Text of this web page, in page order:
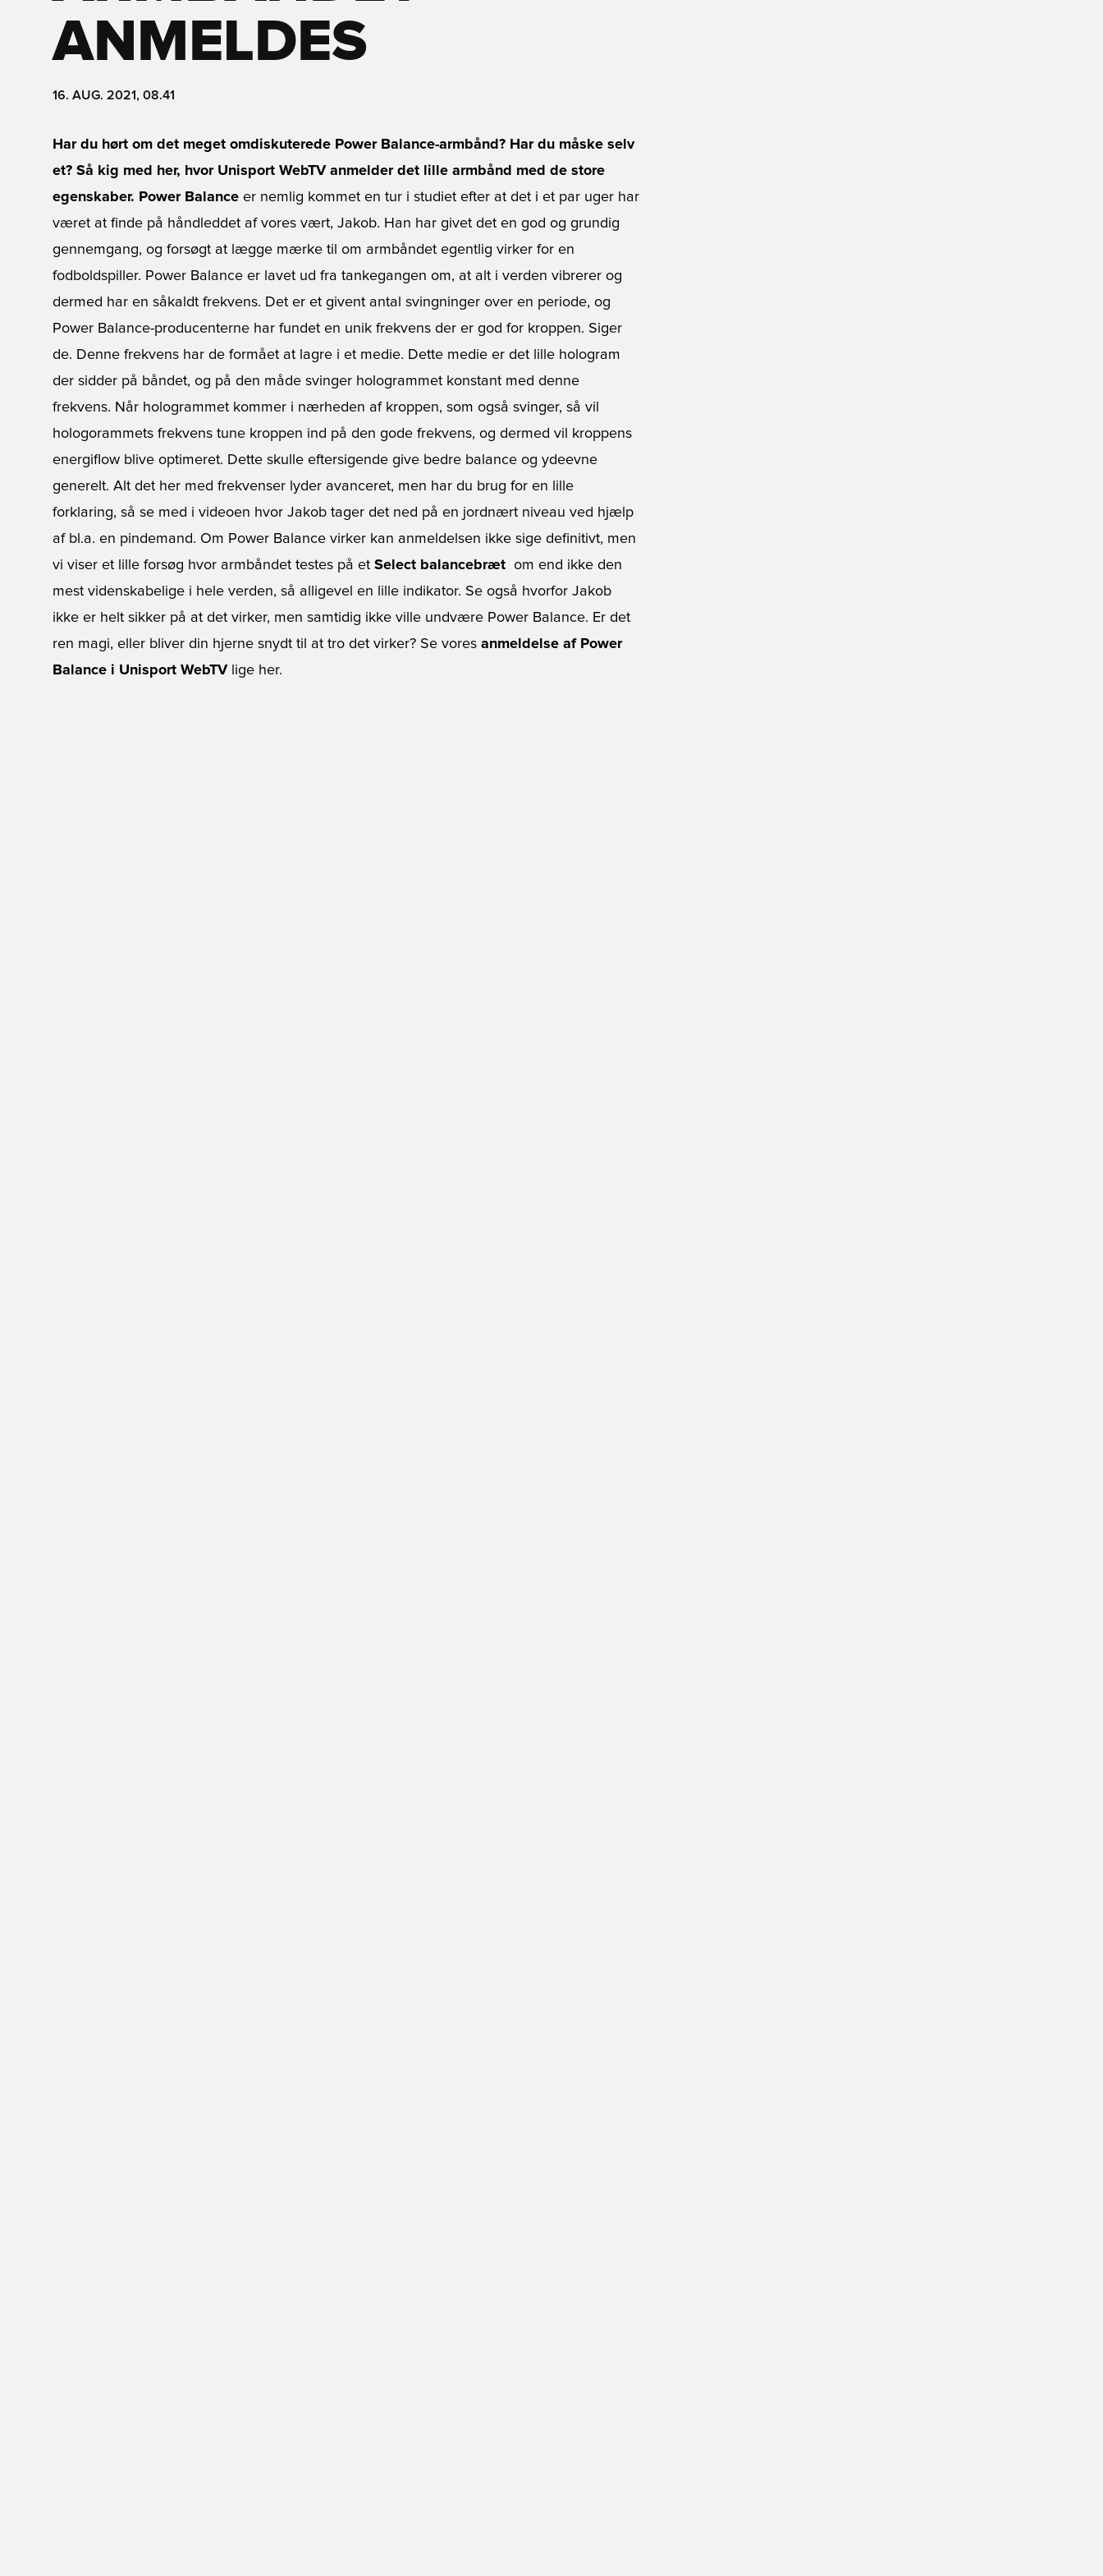
ANMELDES
16. AUG. 2021, 08.41
Har du hørt om det meget omdiskuterede Power Balance-armbånd? Har du måske selv
et? Så kig med her, hvor Unisport WebTV anmelder det lille armbånd med de store
egenskaber. Power Balance er nemlig kommet en tur i studiet efter at det i et par uger har
været at finde på håndleddet af vores vært, Jakob. Han har givet det en god og grundig
gennemgang, og forsøgt at lægge mærke til om armbåndet egentlig virker for en
fodboldspiller. Power Balance er lavet ud fra tankegangen om, at alt i verden vibrerer og
dermed har en såkaldt frekvens. Det er et givent antal svingninger over en periode, og
Power Balance-producenterne har fundet en unik frekvens der er god for kroppen. Siger
de. Denne frekvens har de formået at lagre i et medie. Dette medie er det lille hologram
der sidder på båndet, og på den måde svinger hologrammet konstant med denne
frekvens. Når hologrammet kommer i nærheden af kroppen, som også svinger, så vil
hologorammets frekvens tune kroppen ind på den gode frekvens, og dermed vil kroppens
energiflow blive optimeret. Dette skulle eftersigende give bedre balance og ydeevne
generelt. Alt det her med frekvenser lyder avanceret, men har du brug for en lille
forklaring, så se med i videoen hvor Jakob tager det ned på en jordnært niveau ved hjælp
af bl.a. en pindemand. Om Power Balance virker kan anmeldelsen ikke sige definitivt, men
vi viser et lille forsøg hvor armbåndet testes på et Select balancebræt  om end ikke den
mest videnskabelige i hele verden, så alligevel en lille indikator. Se også hvorfor Jakob
ikke er helt sikker på at det virker, men samtidig ikke ville undvære Power Balance. Er det
ren magi, eller bliver din hjerne snydt til at tro det virker? Se vores anmeldelse af Power
Balance i Unisport WebTVlige her.